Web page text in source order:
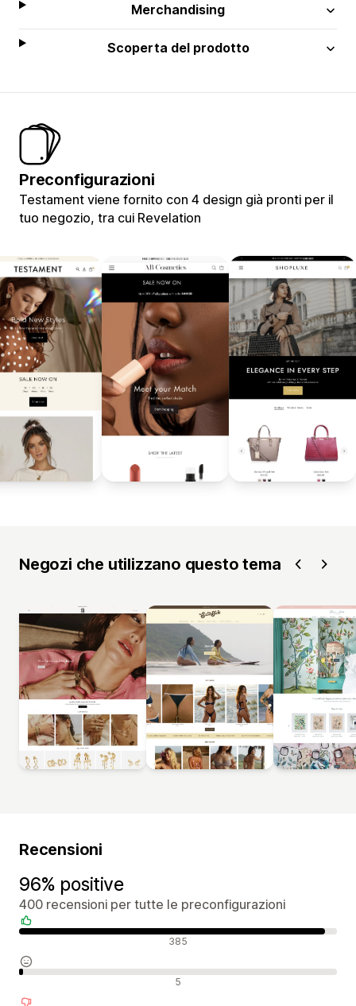
Merchandising
Scoperta del prodotto
Preconfigurazioni
Testament viene fornito con 4 design già pronti per il
tuo negozio, tra cui Revelation
Negozi che utilizzano questo tema
Recensioni
96% positive
400 recensioni per tutte le preconfigurazioni
Recensioni positive 385
Recensioni neutrali 5